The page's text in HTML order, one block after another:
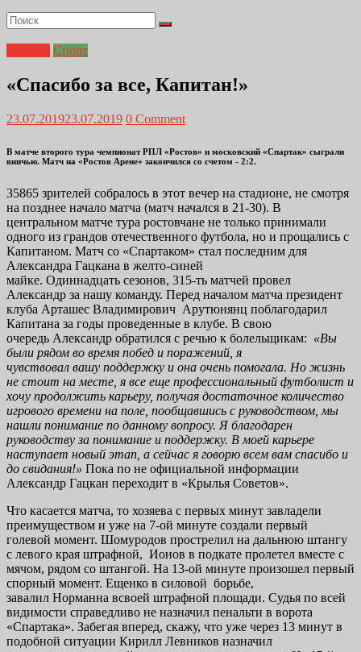
Спорт
«Спасибо за все, Капитан!»
23.07.201923.07.2019 0 Comment
В матче второго тура чемпионат РПЛ «Ростов» и московский «Спартак» сыграли
вничью. Матч на «Ростов Арене» закончился со счетом - 2:2.
35865 зрителей собралось в этот вечер на стадионе, не смотря
на позднее начало матча (матч начался в 21-30). В
центральном матче тура ростовчане не только принимали
одного из грандов отечественного футбола, но и прощались с
Капитаном. Матч со «Спартаком» стал последним для
Александра Гацкана в желто-синей
майке. Одиннадцать сезонов, 315-ть матчей провел
Александр за нашу команду. Перед началом матча президент
клуба Арташес Владимирович Арутюнянц поблагодарил
Капитана за годы проведенные в клубе. В свою
очередь Александр обратился с речью к болельщикам: «Вы
были рядом во время побед и поражений, я
чувствовал вашу поддержку и она очень помогала. Но жизнь
не стоит на месте, я все еще профессиональный футболист и
хочу продолжить карьеру, получая достаточное количество
игрового времени на поле, пообщавшись с руководством, мы
нашли понимание по данному вопросу. Я благодарен
руководству за понимание и поддержку. В моей карьере
наступает новый этап, а сейчас я говорю всем вам спасибо и
до свидания!» Пока по не официальной информации
Александр Гацкан переходит в «Крылья Советов».
Что касается матча, то хозяева с первых минут завладели
преимуществом и уже на 7-ой минуте создали первый
голевой момент. Шомуродов прострелил на дальнюю штангу
с левого края штрафной, Ионов в подкате пролетел вместе с
мячом, рядом со штангой. На 13-ой минуте произошел первый
спорный момент. Ещенко в силовой борьбе,
завалил Норманна всвоей штрафной площади. Судья по всей
видимости справедливо не назначил пенальти в ворота
«Спартака». Забегая вперед, скажу, что уже через 13 минут в
подобной ситуации Кирилл Левников назначил